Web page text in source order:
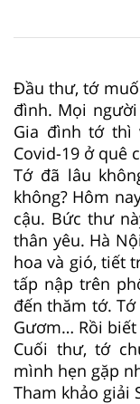
Đầu thư, tớ
đình. Mọi
Gia đình tớ thì
Covid-19 ở quê
Tớ đã lâu
không? Hôm
cậu. Bức thư
thân yêu. Hà
hoa và gió, tiết
tấp nập trên
đến thăm tớ.
Gươm… Rồi
Cuối thư, tớ
mình hẹn gặp
Tham khảo giải